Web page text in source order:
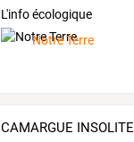
L'info écologique
Notre Terre
CAMARGUE INSOLITE